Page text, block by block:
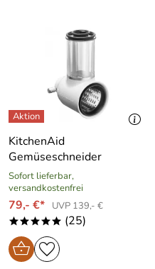
KitchenAid
Gemüseschneider
Sofort lieferbar,
versandkostenfrei
79,- €* UVP 139,- €
***** (25)